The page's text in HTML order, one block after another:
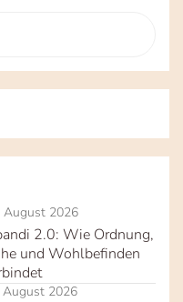
August 2026
2.0: Wie Ordnung,
und Wohlbefinden
August 2026